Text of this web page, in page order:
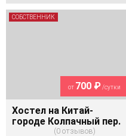
от 700 ₽/сутки
Хостел на Китай-
городе Колпачный пер.
0 отзывов
СОБСТВЕННИК